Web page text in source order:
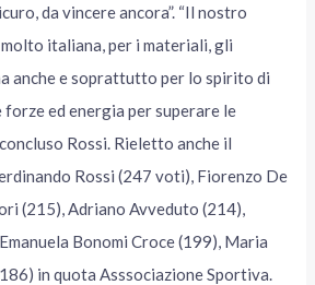
da vincere ancora”. “Il nostro
italiana, per i materiali, gli
anche e soprattutto per lo spirito di
ed energia per superare le
Rossi. Rieletto anche il
Rossi (247 voti), Fiorenzo De
(215), Adriano Avveduto (214),
Bonomi Croce (199), Maria
in quota Asssociazione Sportiva.